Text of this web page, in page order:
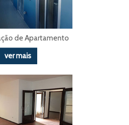
de Apartamento
ver mais